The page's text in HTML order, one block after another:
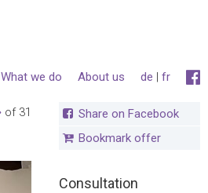
de | fr
About us
What we do
of 31
Share on Facebook
Bookmark offer
Consultation